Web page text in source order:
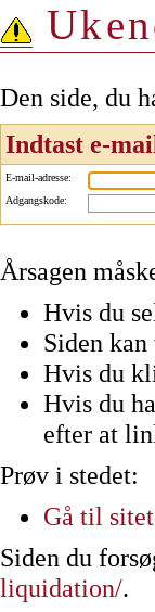
Den side, du
Indtast e-
E-mail-adresse:
Adgangskode:
Årsagen
Hvis du
Siden
Hvis du
Hvis du
efter at
Prøv i stedet:
Gå til
Siden du
liquidation/.